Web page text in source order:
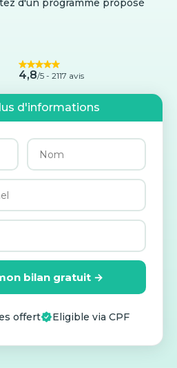
d'un programme proposé
4,8/5 - 2117 avis
d'informations
bilan gratuit →
offert Eligible via CPF